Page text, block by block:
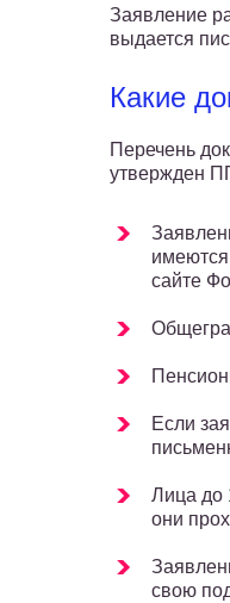
Заявление
выдается
Какие
Перечень
утвержден
сайте
Если
Лица до
они
свою